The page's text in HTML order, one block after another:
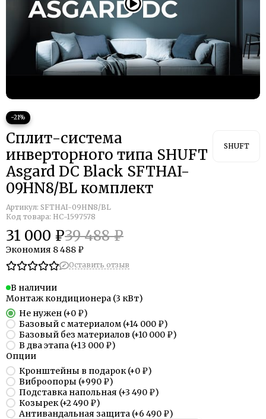
−21%
Сплит-система
инверторного типа SHUFT
Asgard DC Black SFTHAI-
09HN8/BL комплект
Артикул: SFTHAI-09HN8/BL
Код товара: НС-1597578
31 000 ₽39 488 ₽
Экономия 8 488 ₽
SHUFT
Оставить отзыв
В наличии
Монтаж кондиционера (3 кВт)
Не нужен (+0 ₽)
Базовый с материалом (+14 000 ₽)
Базовый без материалов (+10 000 ₽)
В два этапа (+13 000 ₽)
Опции
Кронштейны в подарок (+0 ₽)
Виброопоры (+990 ₽)
Подставка напольная (+3 490 ₽)
Козырек (+2 490 ₽)
Антивандальная защита (+6 490 ₽)